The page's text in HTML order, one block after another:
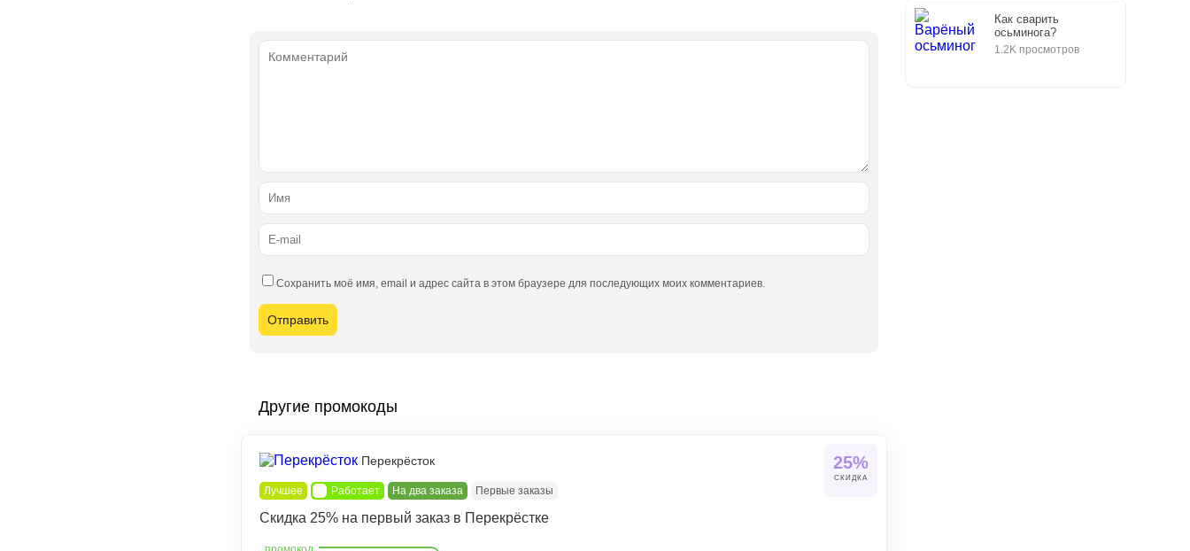
Сохранить моё имя, email и адрес сайта в этом браузере для последующих моих комментариев.
Другие промокоды
Перекрёсток 25%
СКИДКА
Лучшее Работает На два заказа Первые заказы
Скидка 25% на первый заказ в Перекрёстке
Как сварить
осьминога?
1.2K просмотров